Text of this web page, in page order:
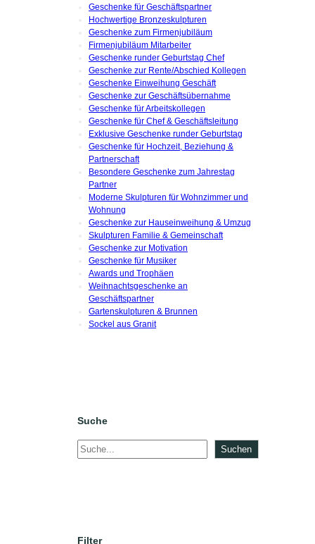
Geschenke für Geschäftspartner
Hochwertige Bronzeskulpturen
Geschenke zum Firmenjubiläum
Firmenjubiläum Mitarbeiter
Geschenke runder Geburtstag Chef
Geschenke zur Rente/Abschied Kollegen
Geschenke Einweihung Geschäft
Geschenke zur Geschäftsübernahme
Geschenke für Arbeitskollegen
Geschenke für Chef & Geschäftsleitung
Exklusive Geschenke runder Geburtstag
Geschenke für Hochzeit, Beziehung &
Partnerschaft
Besondere Geschenke zum Jahrestag
Partner
Moderne Skulpturen für Wohnzimmer und
Wohnung
Geschenke zur Hauseinweihung & Umzug
Skulpturen Familie & Gemeinschaft
Geschenke zur Motivation
Geschenke für Musiker
Awards und Trophäen
Weihnachtsgeschenke an
Geschäftspartner
Gartenskulpturen & Brunnen
Sockel aus Granit
Suche
S
u
Suchen
Filter